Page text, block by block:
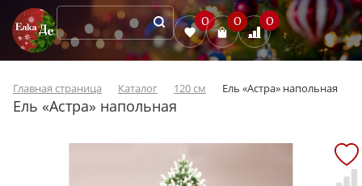
0 0 0
Главная страница Каталог 120 см Ель «Астра» напольная
Ель «Астра» напольная